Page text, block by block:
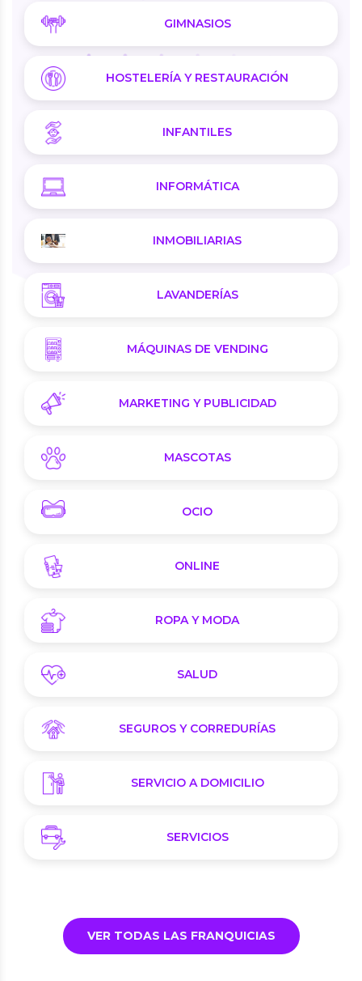
GIMNASIOS
HOSTELERÍA Y RESTAURACIÓN
INFANTILES
INFORMÁTICA
INMOBILIARIAS
LAVANDERÍAS
MÁQUINAS DE VENDING
MARKETING Y PUBLICIDAD
MASCOTAS
OCIO
ONLINE
ROPA Y MODA
SALUD
SEGUROS Y CORREDURÍAS
SERVICIO A DOMICILIO
SERVICIOS
VER TODAS LAS FRANQUICIAS